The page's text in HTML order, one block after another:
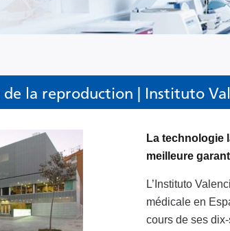
de la reproduction | Instituto
La technologie
meilleure
L’Instituto
médicale en
cours de ses